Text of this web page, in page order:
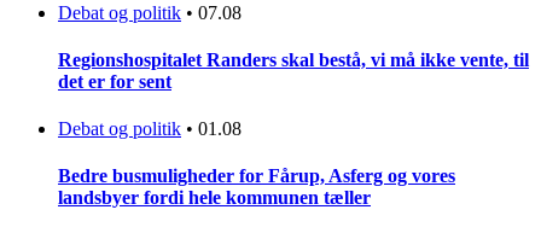
Debat og politik • 07.08
Regionshospitalet Randers skal bestå, vi må ikke vente, til
det er for sent
Debat og politik • 01.08
Bedre busmuligheder for Fårup, Asferg og vores
landsbyer fordi hele kommunen tæller